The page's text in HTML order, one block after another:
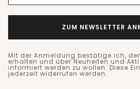
ZUM NEWSLETTER
Mit der Anmeldung bestätige ich,
erhalten und über Neuheiten und
informiert werden zu wollen. Diese
jederzeit widerrufen werden.